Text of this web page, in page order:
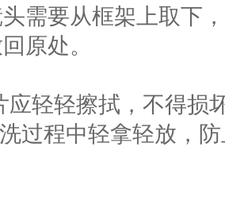
需要从框架上取下
原处。
轻擦拭，不得损坏
过程中轻拿轻放，